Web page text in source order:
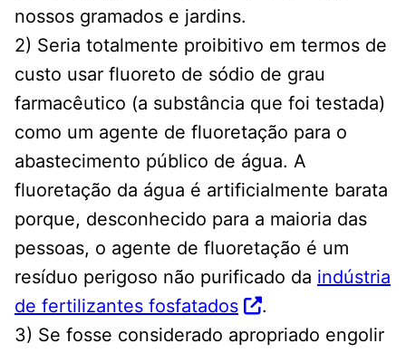
nossos gramados e jardins.
2) Seria totalmente proibitivo em termos de
custo usar fluoreto de sódio de grau
farmacêutico (a substância que foi testada)
como um agente de fluoretação para o
abastecimento público de água. A
fluoretação da água é artificialmente barata
porque, desconhecido para a maioria das
pessoas, o agente de fluoretação é um
resíduo perigoso não purificado da indústria
de fertilizantes fosfatados
.
3) Se fosse considerado apropriado engolir